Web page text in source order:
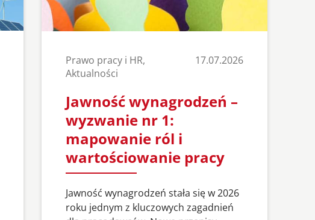
Prawo pracy i HR,
Aktualności
17.07.2026
Jawność wynagrodzeń –
wyzwanie nr 1:
mapowanie ról i
wartościowanie pracy
Jawność wynagrodzeń stała się w 2026
roku jednym z kluczowych zagadnień